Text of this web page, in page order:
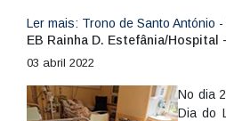
Ler mais: Trono de Santo António
EB Rainha D. Estefânia/Hospital
03 abril 2022
No dia
Dia do